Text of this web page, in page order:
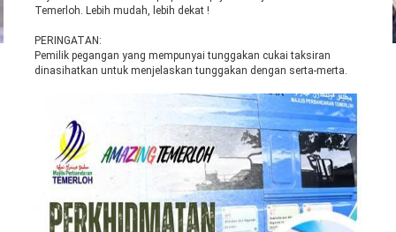
Temerloh. Lebih mudah, lebih dekat !
PERINGATAN:
Pemilik pegangan yang mempunyai tunggakan cukai taksiran
dinasihatkan untuk menjelaskan tunggakan dengan serta-merta.